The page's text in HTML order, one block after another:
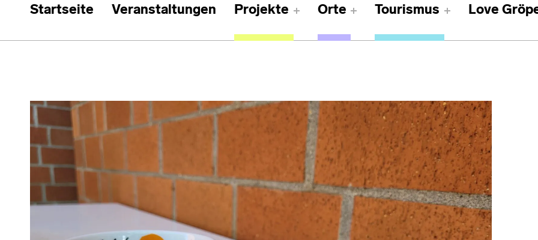
Startseite Veranstaltungen Projekte Orte Tourismus Love